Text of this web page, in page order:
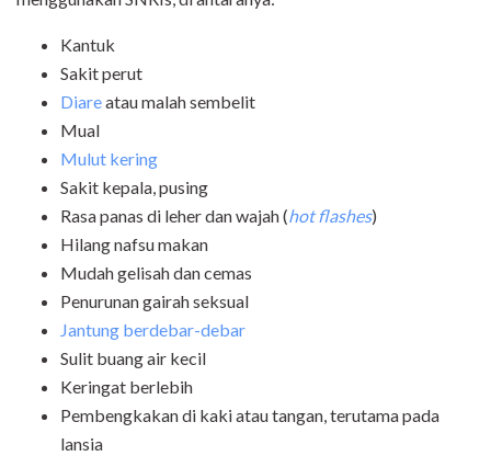
Kantuk
Sakit perut
Diareatau malah sembelit
Mual
Mulut kering
Sakit kepala, pusing
Rasa panas di leher dan wajah (hot flashes)
Hilang nafsu makan
Mudah gelisah dan cemas
Penurunan gairah seksual
Jantung berdebar-debar
Sulit buang air kecil
Keringat berlebih
Pembengkakan di kaki atau tangan, terutama pada
lansia